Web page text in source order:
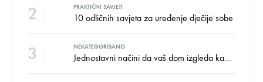
2 PRAKTIČNI SAVJETI
10 odličnih savjeta za uređenje dječije sobe
3 NEKATEGORISANO
Jednostavni načini da vaš dom izgleda kao salon namještaja